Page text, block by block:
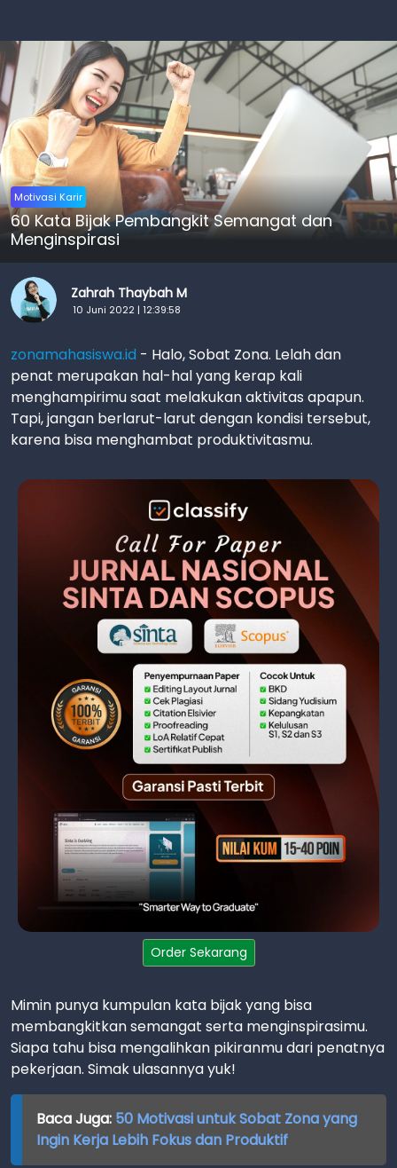
Motivasi Karir
60 Kata Bijak Pembangkit Semangat dan
Menginspirasi
Zahrah Thaybah M
10 Juni 2022 | 12:39:58
zonamahasiswa.id - Halo, Sobat Zona. Lelah dan
penat merupakan hal-hal yang kerap kali
menghampirimu saat melakukan aktivitas apapun.
Tapi, jangan berlarut-larut dengan kondisi tersebut,
karena bisa menghambat produktivitasmu.
Order Sekarang
Mimin punya kumpulan kata bijak yang bisa
membangkitkan semangat serta menginspirasimu.
Siapa tahu bisa mengalihkan pikiranmu dari penatnya
pekerjaan. Simak ulasannya yuk!
Baca Juga: 50 Motivasi untuk Sobat Zona yang
Ingin Kerja Lebih Fokus dan Produktif